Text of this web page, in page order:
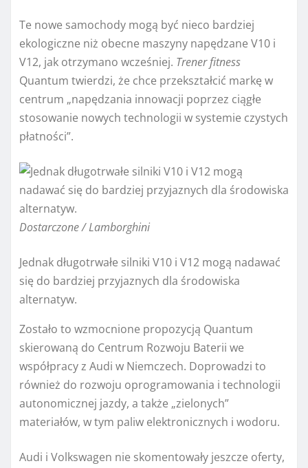
Te nowe samochody mogą być nieco bardziej
ekologiczne niż obecne maszyny napędzane V10 i
V12, jak otrzymano wcześniej. Trener fitness
Quantum twierdzi, że chce przekształcić markę w
centrum „napędzania innowacji poprzez ciągłe
stosowanie nowych technologii w systemie czystych
płatności”.
Dostarczone / Lamborghini
Jednak długotrwałe silniki V10 i V12 mogą nadawać
się do bardziej przyjaznych dla środowiska
alternatyw.
Zostało to wzmocnione propozycją Quantum
skierowaną do Centrum Rozwoju Baterii we
współpracy z Audi w Niemczech. Doprowadzi to
również do rozwoju oprogramowania i technologii
autonomicznej jazdy, a także „zielonych”
materiałów, w tym paliw elektronicznych i wodoru.
Audi i Volkswagen nie skomentowały jeszcze oferty,